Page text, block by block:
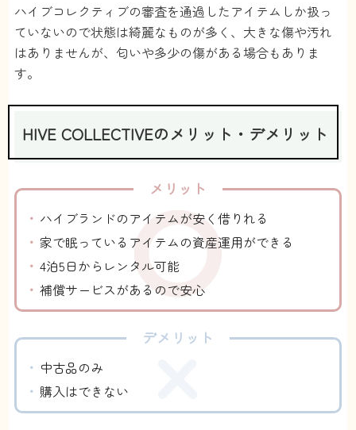
ハイブコレクティブの審査を通過したアイテムしか扱っ
ていないので状態は綺麗なものが多く、大きな傷や汚れ
はありませんが、匂いや多少の傷がある場合もありま
す。
HIVE COLLECTIVEのメリット・デメリット
メリット
ハイブランドのアイテムが安く借りれる
家で眠っているアイテムの資産運用ができる
4泊5日からレンタル可能
補償サービスがあるので安心
デメリット
中古品のみ
購入はできない